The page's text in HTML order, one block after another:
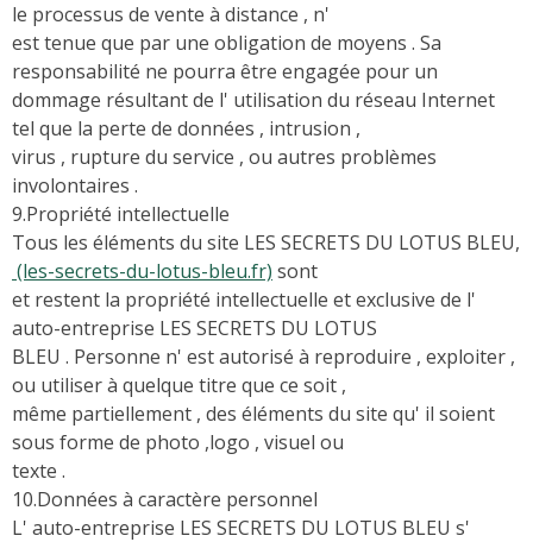
le processus de vente à distance , n'
est tenue que par une obligation de moyens . Sa
responsabilité ne pourra être engagée pour un
dommage résultant de l' utilisation du réseau Internet
tel que la perte de données , intrusion ,
virus , rupture du service , ou autres problèmes
involontaires .
9.Propriété intellectuelle
Tous les éléments du site LES SECRETS DU LOTUS BLEU,
(les-secrets-du-lotus-bleu.fr) sont
et restent la propriété intellectuelle et exclusive de l'
auto-entreprise LES SECRETS DU LOTUS
BLEU . Personne n' est autorisé à reproduire , exploiter ,
ou utiliser à quelque titre que ce soit ,
même partiellement , des éléments du site qu' il soient
sous forme de photo ,logo , visuel ou
texte .
10.Données à caractère personnel
L' auto-entreprise LES SECRETS DU LOTUS BLEU s'